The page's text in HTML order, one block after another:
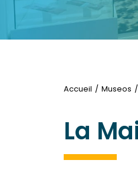
Accueil Museos
La